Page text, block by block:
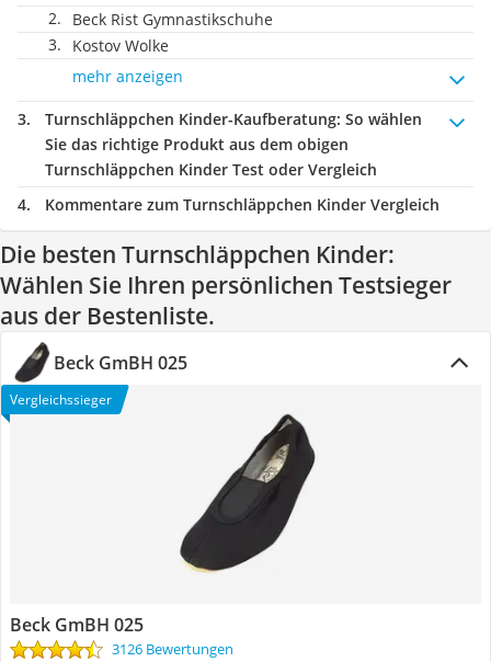
Beck Rist Gymnastikschuhe
Kostov Wolke
mehr anzeigen
Turnschläppchen Kinder-Kaufberatung: So wählen
Sie das richtige Produkt aus dem obigen
Turnschläppchen Kinder Test oder Vergleich
Kommentare zum Turnschläppchen Kinder Vergleich
Die besten Turnschläppchen Kinder:
Wählen Sie Ihren persönlichen Testsieger
aus der Bestenliste.
Beck GmBH 025
Vergleichssieger
Beck GmBH 025
3126 Bewertungen